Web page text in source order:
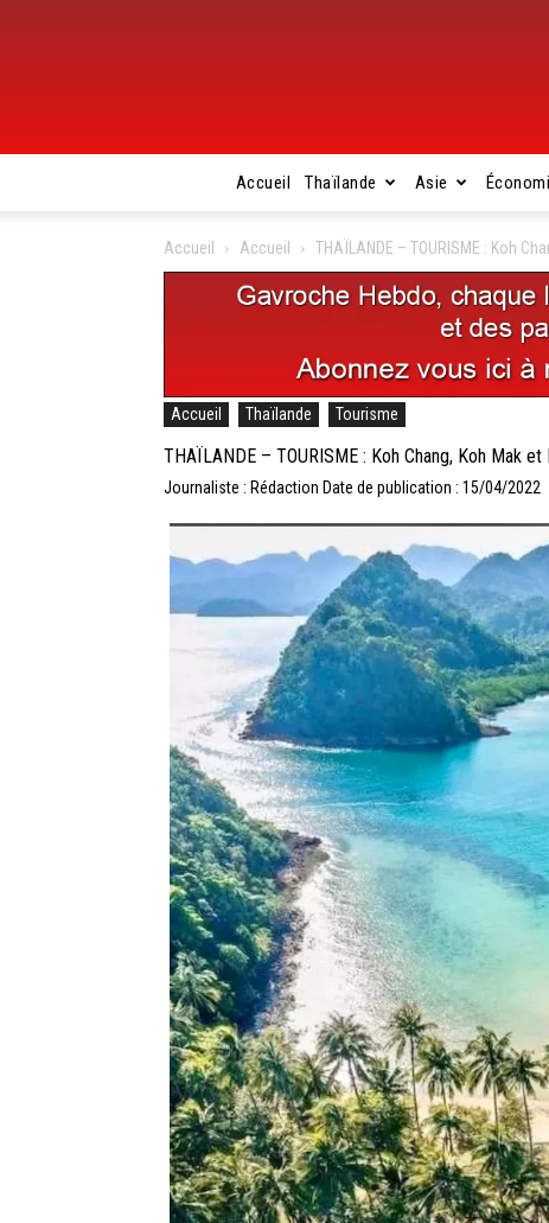
Accueil Thaïlande Asie
Accueil Accueil THAÏLANDE – TOURISME : Koh
Accueil Thaïlande Tourisme
THAÏLANDE – TOURISME : Koh Chang, Koh Mak
Journaliste : Rédaction Date de publication : 15/04/2022